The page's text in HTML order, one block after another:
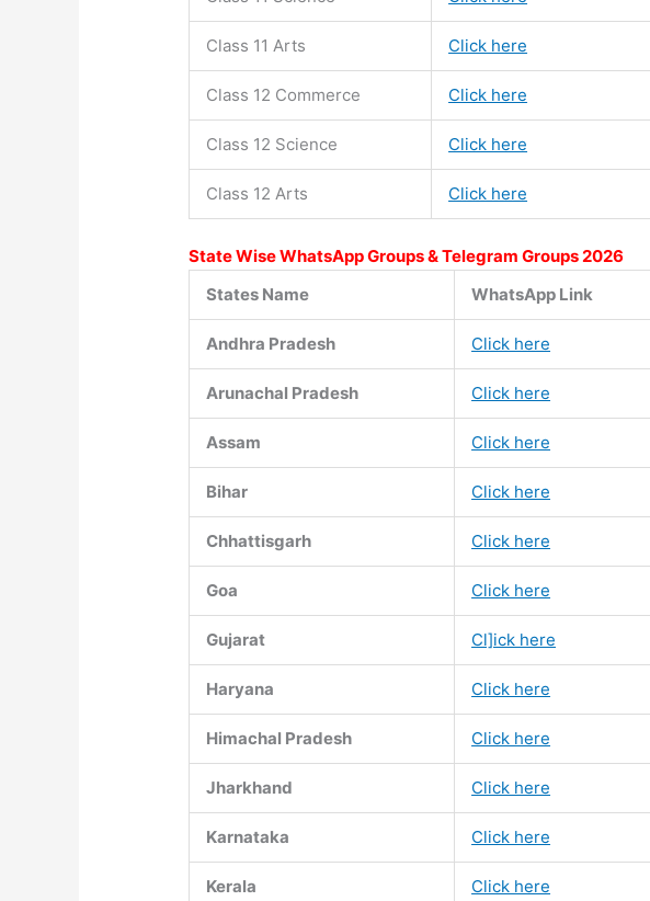
Class 11 Arts Click here
Class 12 Commerce Click here
Class 12 Science Click here
Class 12 Arts Click here
State Wise WhatsApp Groups & Telegram Groups 2026
States Name
WhatsApp Link
Andhra Pradesh Click here
Arunachal Pradesh Click here
Assam Click here
Bihar Click here
Chhattisgarh Click here
Goa Click here
Gujarat Cl]ick here
Haryana Click here
Himachal Pradesh Click here
Jharkhand Click here
Karnataka Click here
Kerala Click here